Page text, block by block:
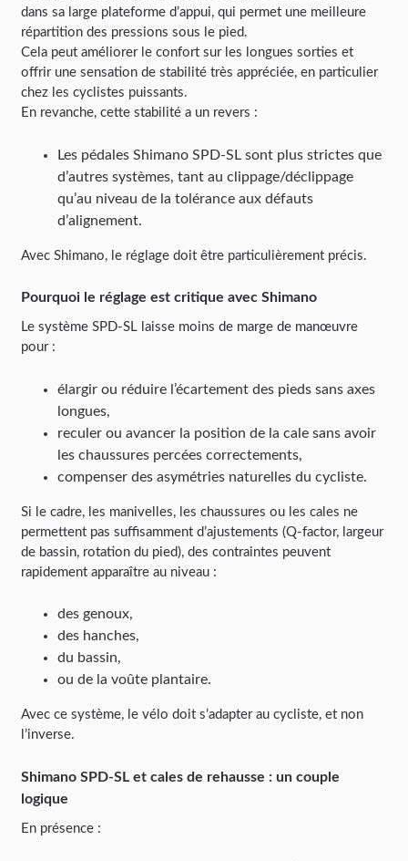
dans sa large plateforme d’appui, qui permet une meilleure
répartition des pressions sous le pied.
Cela peut améliorer le confort sur les longues sorties et
offrir une sensation de stabilité très appréciée, en particulier
chez les cyclistes puissants.
En revanche, cette stabilité a un revers :
Les pédales Shimano SPD-SL sont plus strictes que
d’autres systèmes, tant au clippage/déclippage
qu’au niveau de la tolérance aux défauts
d’alignement.
Avec Shimano, le réglage doit être particulièrement précis.
Pourquoi le réglage est critique avec Shimano
Le système SPD-SL laisse moins de marge de manœuvre
pour :
élargir ou réduire l’écartement des pieds sans axes
longues,
reculer ou avancer la position de la cale sans avoir
les chaussures percées correctements,
compenser des asymétries naturelles du cycliste.
Si le cadre, les manivelles, les chaussures ou les cales ne
permettent pas suffisamment d’ajustements (Q-factor, largeur
de bassin, rotation du pied), des contraintes peuvent
rapidement apparaître au niveau :
des genoux,
des hanches,
du bassin,
ou de la voûte plantaire.
Avec ce système, le vélo doit s’adapter au cycliste, et non
l’inverse.
Shimano SPD-SL et cales de rehausse : un couple
logique
En présence :